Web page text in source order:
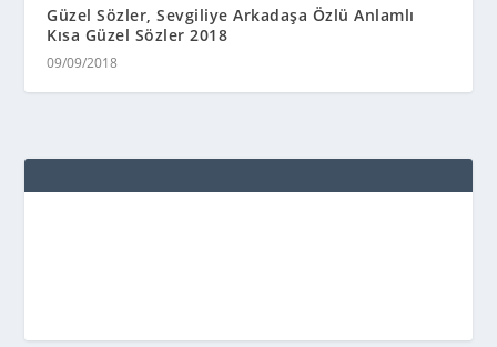
Güzel Sözler, Sevgiliye Arkadaşa Özlü Anlamlı
Kısa Güzel Sözler 2018
09/09/2018